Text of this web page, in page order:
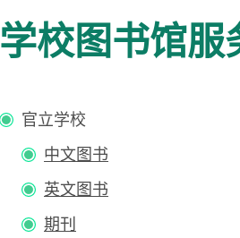
学校图书馆
官立学校
中文图书
英文图书
期刊